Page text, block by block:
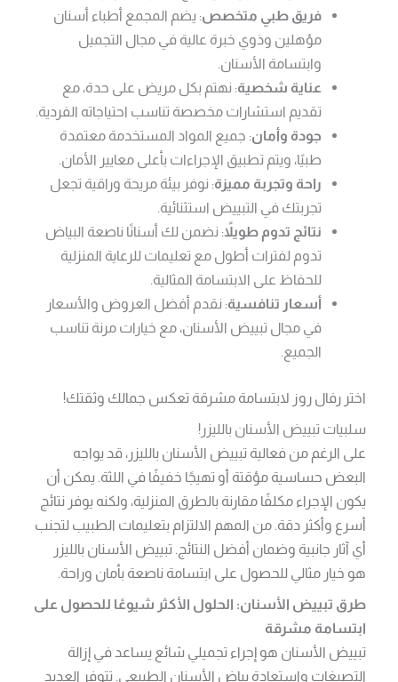
فريق طبي متخصص: يضم المجمع أطباء أسنان
مؤهلين وذوي خبرة عالية في مجال التجميل
وابتسامة الأسنان.
عناية شخصية: نهتم بكل مريض على حدة، مع
تقديم استشارات مخصصة تناسب احتياجاته الفردية.
جودة وأمان: جميع المواد المستخدمة معتمدة
طبيًا، ويتم تطبيق الإجراءات بأعلى معايير الأمان.
راحة وتجربة مميزة: نوفر بيئة مريحة وراقية تجعل
تجربتك في التبييض استثنائية.
نتائج تدوم طويلاً: نضمن لك أسنانًا ناصعة البياض
تدوم لفترات أطول مع تعليمات للرعاية المنزلية
للحفاظ على الابتسامة المثالية.
أسعار تنافسية: نقدم أفضل العروض والأسعار
في مجال تبييض الأسنان، مع خيارات مرنة تناسب
الجميع.
اختر رفال روز لابتسامة مشرقة تعكس جمالك وثقتك!
سلبيات تبييض الأسنان بالليزر!
على الرغم من فعالية تبييض الأسنان بالليزر، قد يواجه
البعض حساسية مؤقتة أو تهيجًا خفيفًا في اللثة. يمكن أن
يكون الإجراء مكلفًا مقارنة بالطرق المنزلية، ولكنه يوفر نتائج
أسرع وأكثر دقة. من المهم الالتزام بتعليمات الطبيب لتجنب
أي آثار جانبية وضمان أفضل النتائج. تبييض الأسنان بالليزر
هو خيار مثالي للحصول على ابتسامة ناصعة بأمان وراحة.
طرق تبييض الأسنان: الحلول الأكثر شيوعًا للحصول على
ابتسامة مشرقة
تبييض الأسنان هو إجراء تجميلي شائع يساعد في إزالة
التصبغات واستعادة بياض الأسنان الطبيعي. تتوفر العديد